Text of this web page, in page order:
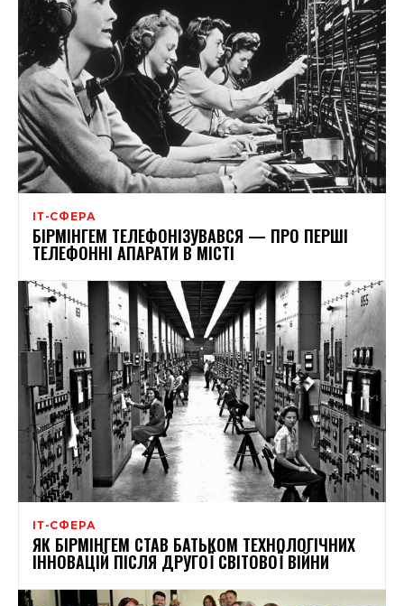
ІТ-СФЕРА
БІРМІНГЕМ ТЕЛЕФОНІЗУВАВСЯ — ПРО ПЕРШІ
ТЕЛЕФОННІ АПАРАТИ В МІСТІ
ІТ-СФЕРА
ЯК БІРМІНГЕМ СТАВ БАТЬКОМ ТЕХНОЛОГІЧНИХ
ІННОВАЦІЙ ПІСЛЯ ДРУГОЇ СВІТОВОЇ ВІЙНИ